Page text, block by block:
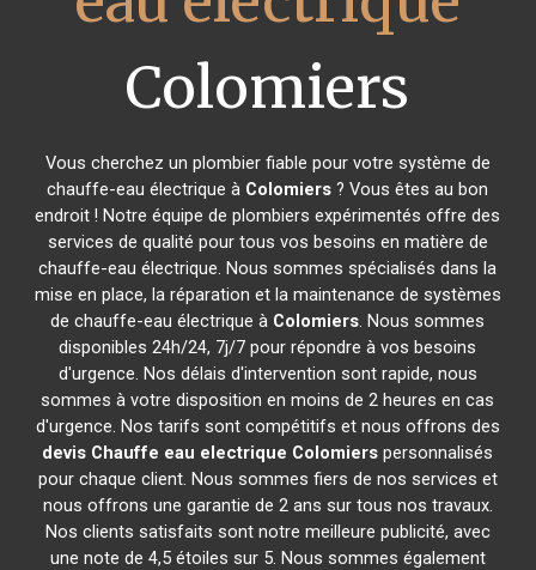
Colomiers
Vous cherchez un plombier fiable pour votre système de
chauffe-eau électrique à Colomiers ? Vous êtes au bon
endroit ! Notre équipe de plombiers expérimentés offre des
services de qualité pour tous vos besoins en matière de
chauffe-eau électrique. Nous sommes spécialisés dans la
mise en place, la réparation et la maintenance de systèmes
de chauffe-eau électrique à Colomiers. Nous sommes
disponibles 24h/24, 7j/7 pour répondre à vos besoins
d'urgence. Nos délais d'intervention sont rapide, nous
sommes à votre disposition en moins de 2 heures en cas
d'urgence. Nos tarifs sont compétitifs et nous offrons des
devis Chauffe eau electrique Colomiers personnalisés
pour chaque client. Nous sommes fiers de nos services et
nous offrons une garantie de 2 ans sur tous nos travaux.
Nos clients satisfaits sont notre meilleure publicité, avec
une note de 4,5 étoiles sur 5. Nous sommes également